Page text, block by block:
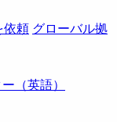
依頼 グローバル拠
（英語）